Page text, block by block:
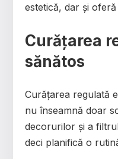
estetică, dar și
Curățarea
sănătos
Curățarea regulată
nu înseamnă doar
decorurilor și a
deci planifică o